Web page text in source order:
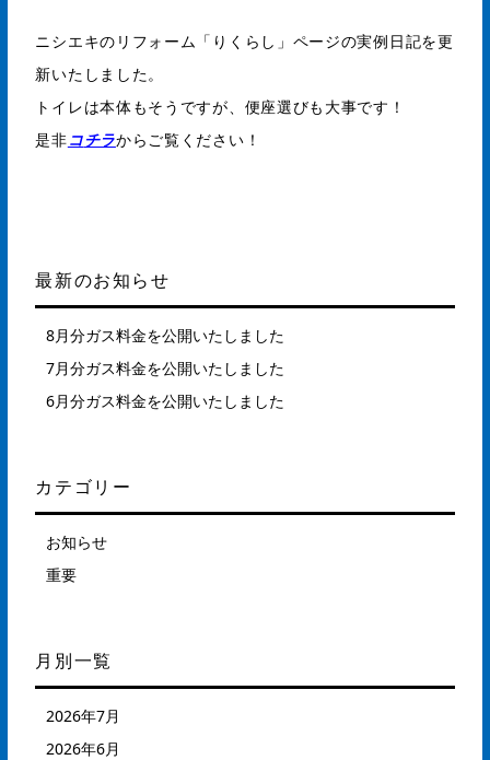
ニシエキのリフォーム「りくらし」ページの実例日記を更
新いたしました。
トイレは本体もそうですが、便座選びも大事です！
是非コチラからご覧ください！
最新のお知らせ
8月分ガス料金を公開いたしました
7月分ガス料金を公開いたしました
6月分ガス料金を公開いたしました
カテゴリー
お知らせ
重要
月別一覧
2026年7月
2026年6月